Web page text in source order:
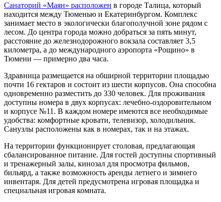
Санаторий «Маян» расположен в городе Талица, который
находится между Тюменью и Екатеринбургом. Комплекс
занимает место в экологически благополучной зоне рядом с
лесом. До центра города можно добраться за пять минут,
расстояние до железнодорожного вокзала составляет 3,5
километра, а до международного аэропорта «Рощино» в
Тюмени — примерно два часа.
Здравница размещается на обширной территории площадью
почти 16 гектаров и состоит из шести корпусов. Она способна
одновременно разместить до 330 человек. Для проживания
доступны номера в двух корпусах: лечебно-оздоровительном
и корпусе №11. В каждом номере имеются все необходимые
удобства: комфортные кровати, телевизор, холодильник.
Санузлы расположены как в номерах, так и на этажах.
На территории функционирует столовая, предлагающая
сбалансированное питание. Для гостей доступны спортивный
и тренажерный залы, кинозал для просмотра фильмов,
бильярд, а также возможность аренды летнего и зимнего
инвентаря. Для детей предусмотрена игровая площадка и
специальная игровая комната.